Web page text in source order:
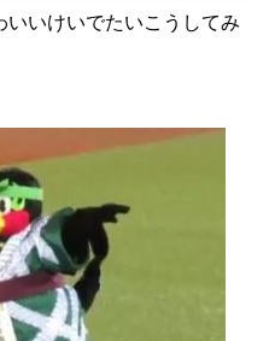
いいけいでたいこうしてみ